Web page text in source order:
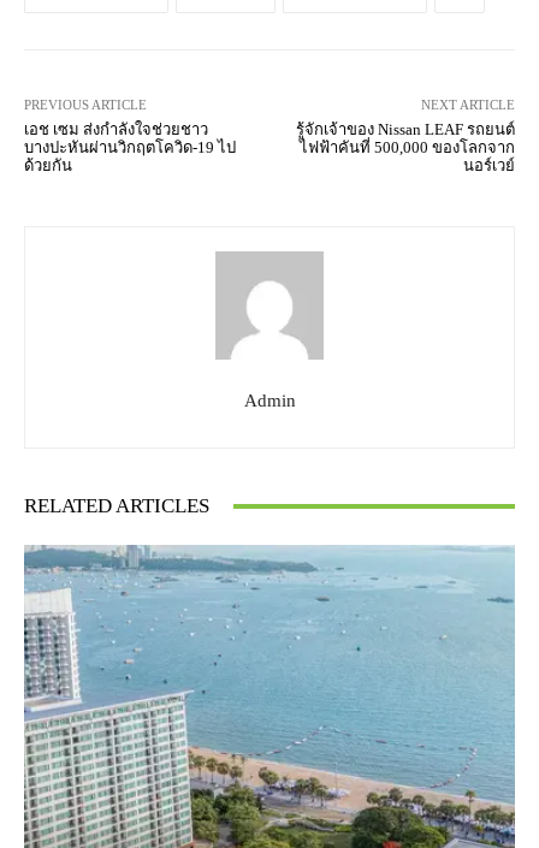
PREVIOUS ARTICLE
เอช เซม ส่งกำลังใจช่วยชาว
บางปะหันผ่านวิกฤตโควิด-19 ไป
ด้วยกัน
NEXT ARTICLE
รู้จักเจ้าของ Nissan LEAF รถยนต์
ไฟฟ้าคันที่ 500,000 ของโลกจาก
นอร์เวย์
Admin
RELATED ARTICLES